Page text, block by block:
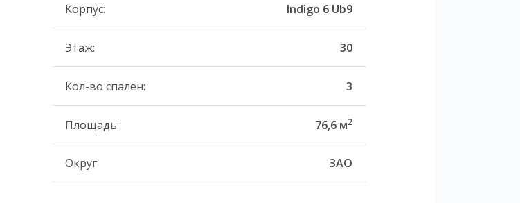
Корпус: Indigo 6 Ub9
Этаж: 30
Кол-во спален: 3
Площадь: 76,6 м2
Округ ЗАО